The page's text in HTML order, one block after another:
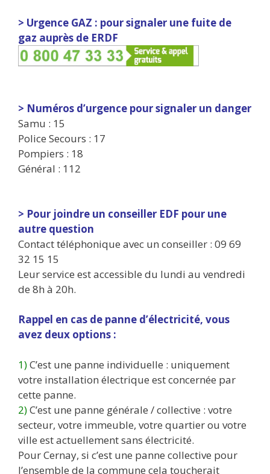
> Urgence GAZ : pour signaler une fuite de
gaz auprès de ERDF
> Numéros d’urgence pour signaler un danger
Samu : 15
Police Secours : 17
Pompiers : 18
Général : 112
> Pour joindre un conseiller EDF pour une
autre question
Contact téléphonique avec un conseiller : 09 69
32 15 15
Leur service est accessible du lundi au vendredi
de 8h à 20h.
Rappel en cas de panne d’électricité, vous
avez deux options :
1)C’est une panne individuelle : uniquement
votre installation électrique est concernée par
cette panne.
2)C’est une panne générale / collective : votre
secteur, votre immeuble, votre quartier ou votre
ville est actuellement sans électricité.
Pour Cernay, si c’est une panne collective pour
l’ensemble de la commune cela toucherait